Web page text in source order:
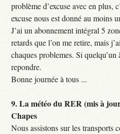
problème d’excuse avec en
excuse nous est donné au moins
J’ai un abonnement intégral 5
retards que l’on me retire, mais
chaques problemes. Si
repondre.
Bonne journée à tous ...
9.La météo du RER (mis à
Chapes
Nous assistons sur les transports